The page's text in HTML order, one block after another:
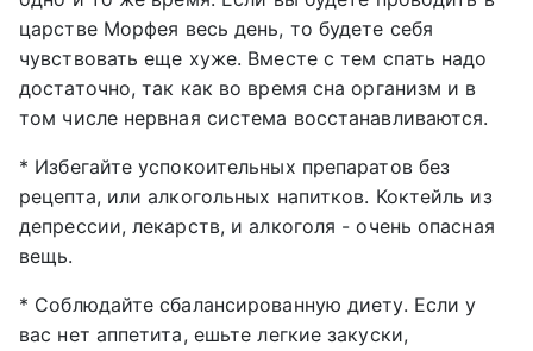
царстве Морфея весь день, то будете себя
чувствовать еще хуже. Вместе с тем спать надо
достаточно, так как во время сна организм и в
том числе нервная система восстанавливаются.
* Избегайте успокоительных препаратов без
рецепта, или алкогольных напитков. Коктейль из
депрессии, лекарств, и алкоголя - очень опасная
вещь.
* Соблюдайте сбалансированную диету. Если у
вас нет аппетита, ешьте легкие закуски,